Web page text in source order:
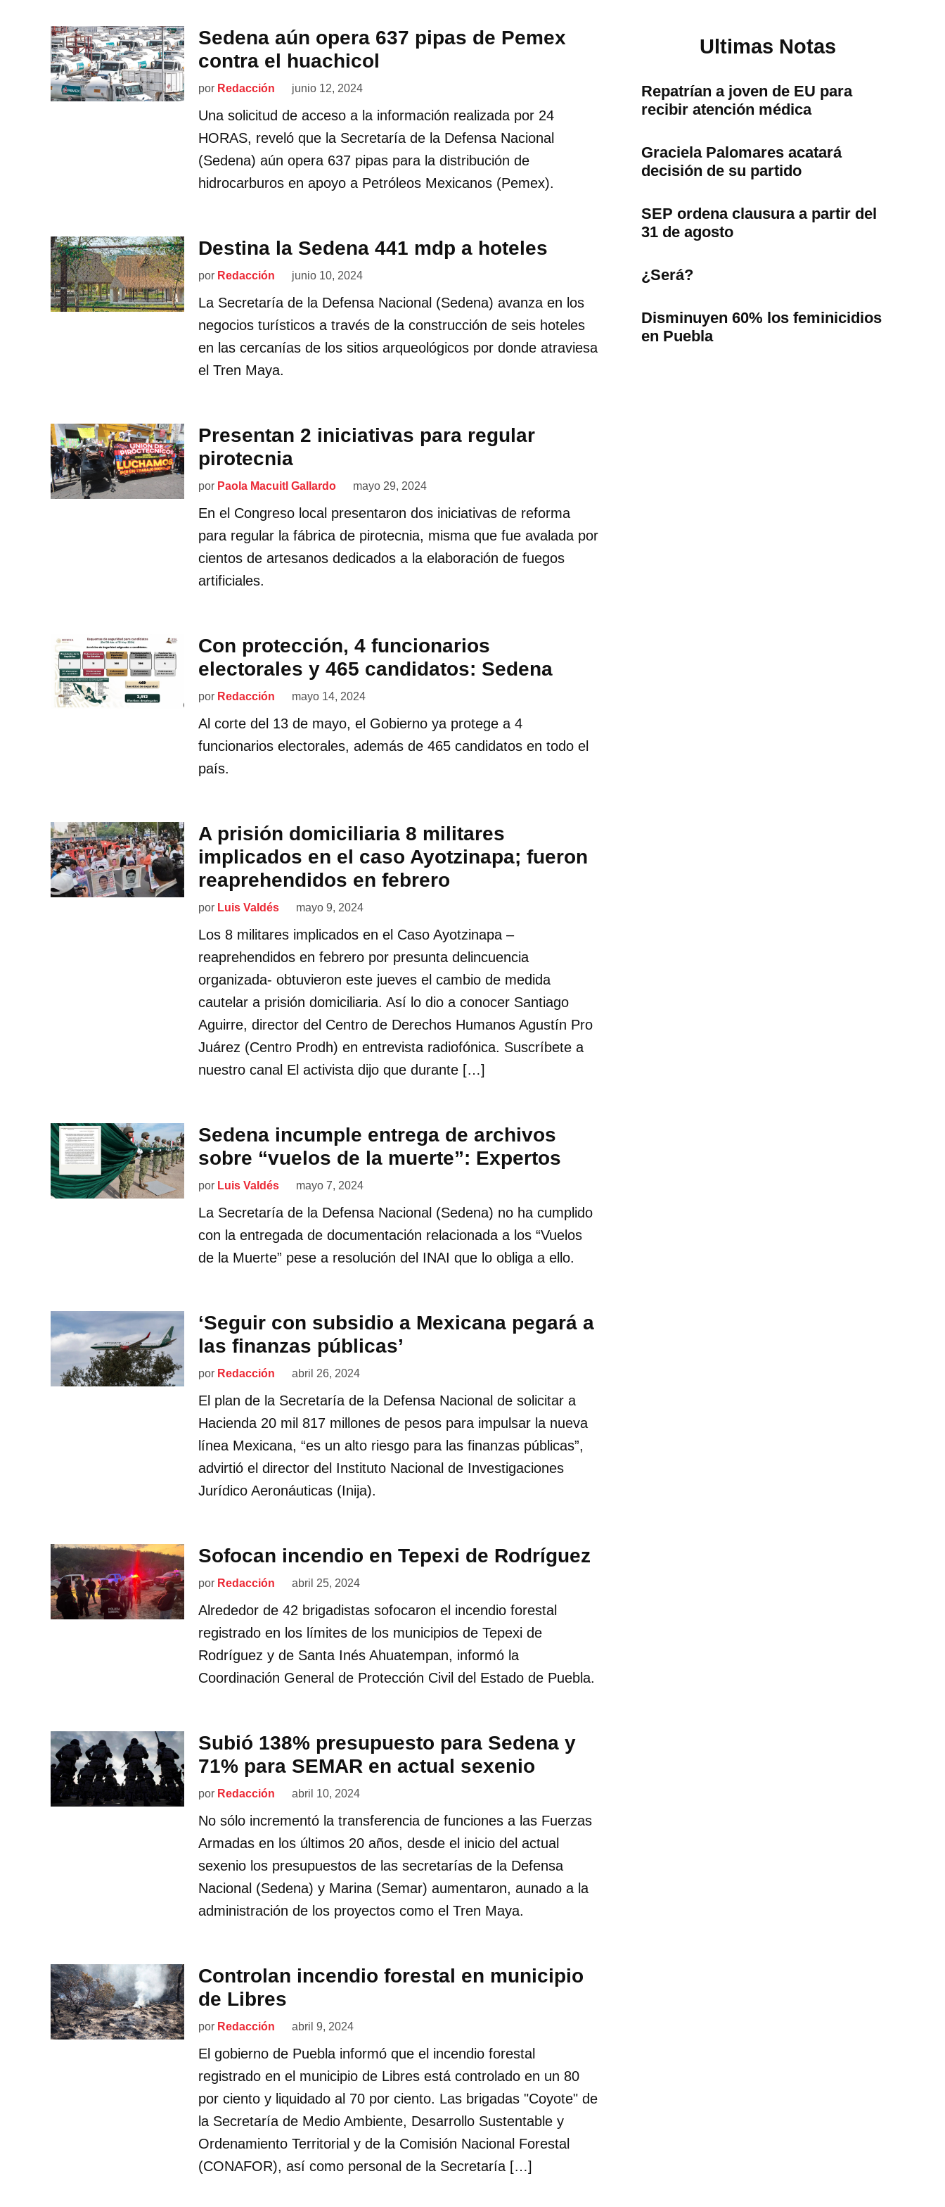
Sedena aún opera 637 pipas de Pemex
contra el huachicol
por Redacción junio 12, 2024
Una solicitud de acceso a la información realizada por 24
HORAS, reveló que la Secretaría de la Defensa Nacional
(Sedena) aún opera 637 pipas para la distribución de
hidrocarburos en apoyo a Petróleos Mexicanos (Pemex).
Destina la Sedena 441 mdp a hoteles
por Redacción junio 10, 2024
La Secretaría de la Defensa Nacional (Sedena) avanza en los
negocios turísticos a través de la construcción de seis hoteles
en las cercanías de los sitios arqueológicos por donde atraviesa
el Tren Maya.
Presentan 2 iniciativas para regular
pirotecnia
por Paola Macuitl Gallardo mayo 29, 2024
En el Congreso local presentaron dos iniciativas de reforma
para regular la fábrica de pirotecnia, misma que fue avalada por
cientos de artesanos dedicados a la elaboración de fuegos
artificiales.
Con protección, 4 funcionarios
electorales y 465 candidatos: Sedena
por Redacción mayo 14, 2024
Al corte del 13 de mayo, el Gobierno ya protege a 4
funcionarios electorales, además de 465 candidatos en todo el
país.
A prisión domiciliaria 8 militares
implicados en el caso Ayotzinapa; fueron
reaprehendidos en febrero
por Luis Valdés mayo 9, 2024
Los 8 militares implicados en el Caso Ayotzinapa –
reaprehendidos en febrero por presunta delincuencia
organizada- obtuvieron este jueves el cambio de medida
cautelar a prisión domiciliaria. Así lo dio a conocer Santiago
Aguirre, director del Centro de Derechos Humanos Agustín Pro
Juárez (Centro Prodh) en entrevista radiofónica. Suscríbete a
nuestro canal El activista dijo que durante […]
Sedena incumple entrega de archivos
sobre “vuelos de la muerte”: Expertos
por Luis Valdés mayo 7, 2024
La Secretaría de la Defensa Nacional (Sedena) no ha cumplido
con la entregada de documentación relacionada a los “Vuelos
de la Muerte” pese a resolución del INAI que lo obliga a ello.
‘Seguir con subsidio a Mexicana pegará a
las finanzas públicas’
por Redacción abril 26, 2024
El plan de la Secretaría de la Defensa Nacional de solicitar a
Hacienda 20 mil 817 millones de pesos para impulsar la nueva
línea Mexicana, “es un alto riesgo para las finanzas públicas”,
advirtió el director del Instituto Nacional de Investigaciones
Jurídico Aeronáuticas (Inija).
Sofocan incendio en Tepexi de Rodríguez
por Redacción abril 25, 2024
Alrededor de 42 brigadistas sofocaron el incendio forestal
registrado en los límites de los municipios de Tepexi de
Rodríguez y de Santa Inés Ahuatempan, informó la
Coordinación General de Protección Civil del Estado de Puebla.
Subió 138% presupuesto para Sedena y
71% para SEMAR en actual sexenio
por Redacción abril 10, 2024
No sólo incrementó la transferencia de funciones a las Fuerzas
Armadas en los últimos 20 años, desde el inicio del actual
sexenio los presupuestos de las secretarías de la Defensa
Nacional (Sedena) y Marina (Semar) aumentaron, aunado a la
administración de los proyectos como el Tren Maya.
Controlan incendio forestal en municipio
de Libres
por Redacción abril 9, 2024
El gobierno de Puebla informó que el incendio forestal
registrado en el municipio de Libres está controlado en un 80
por ciento y liquidado al 70 por ciento. Las brigadas "Coyote" de
la Secretaría de Medio Ambiente, Desarrollo Sustentable y
Ordenamiento Territorial y de la Comisión Nacional Forestal
(CONAFOR), así como personal de la Secretaría […]
Ultimas Notas
Repatrían a joven de EU para
recibir atención médica
Graciela Palomares acatará
decisión de su partido
SEP ordena clausura a partir del
31 de agosto
¿Será?
Disminuyen 60% los feminicidios
en Puebla